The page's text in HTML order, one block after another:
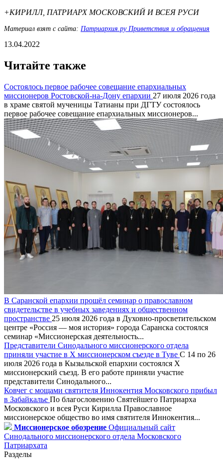
+КИРИЛЛ, ПАТРИАРХ МОСКОВСКИЙ И ВСЕЯ РУСИ
Материал взят с сайта: Патриархия.ру Приветствия и обращения
13.04.2022
Читайте также
Состоялось первое рабочее совещание епархиальных
миссионеров Ростовской-на-Дону епархии 27 июля 2026 года
в храме святой мученицы Татианы при ДГТУ состоялось
первое рабочее совещание епархиальных миссионеров...
В Саранской епархии прошёл семинар о православном
свидетельстве в учебных заведениях и общественном
пространстве 25 июля 2026 года в Духовно-просветительском
центре «Россия — моя история» города Саранска состоялся
семинар «Миссионерская деятельность...
Представители Синодального миссионерского отдела
приняли участие в X миссионерском съезде в Туве С 14 по 26
июля 2026 года в Кызыльской епархии состоялся X
миссионерский съезд. В его работе приняли участие
представители Синодального...
Ковчег с мощами святителя Иннокентия Московского прибыл
в Забайкалье По благословению Святейшего Патриарха
Московского и всея Руси Кирилла Православное
миссионерское общество во имя святителя Иннокентия...
Миссионерское обозрение Официальный сайт
Синодального миссионерского отдела Московского
Патриархата
Разделы